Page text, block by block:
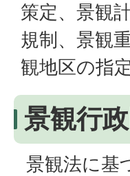
策定、景観
規制、景観
観地区の指
景観行
景観法に基